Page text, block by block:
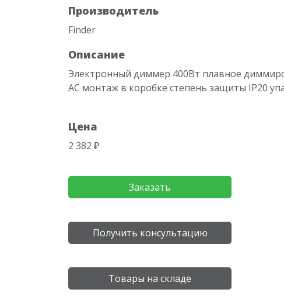
Производитель
Finder
Описание
Электронный диммер 400Вт плавное
АC монтаж в коробке степень защиты IP20
Цена
2 382 ₽
Заказать
Получить консультацию
Товары на складе